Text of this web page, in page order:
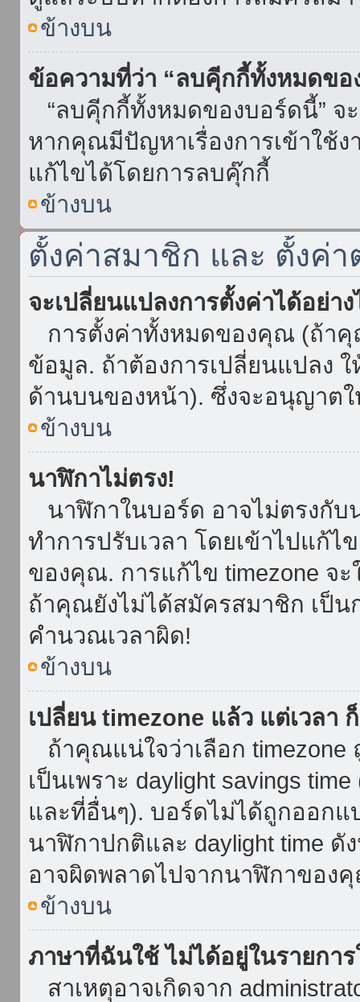
ข้างบน
ข้อความที่ว่า “ลบคุีกกี้ทั้งหมดขอ
“ลบคุีกกี้ทั้งหมดของบอร์ดนี้” จ
หากคุณมีปัญหาเรื่องการเข้าใช้
แก้ไขได้โดยการลบคุ๊กกี้
ข้างบน
ตั้งค่าสมาชิก และ ตั้งค่า
จะเปลี่ยนแปลงการตั้งค่าได้อย่าง
การตั้งค่าทั้งหมดของคุณ (ถ้าคุ
ข้อมูล. ถ้าต้องการเปลี่ยนแปลง
ด้านบนของหน้า). ซึ่งจะอนุญาต
ข้างบน
นาฬิกาไม่ตรง!
นาฬิกาในบอร์ด อาจไม่ตรงกั
ทำการปรับเวลา โดยเข้าไปแก้
ของคุณ. การแก้ไข timezone จ
ถ้าคุณยังไม่ได้สมัครสมาชิก เป็
คำนวณเวลาผิด!
ข้างบน
เปลี่ยน timezone แล้ว แต่เวลา
ถ้าคุณแน่ใจว่าเลือก timezone
เป็นเพราะ daylight savings
และที่อื่นๆ). บอร์ดไม่ได้ถูกออกแ
นาฬิกาปกติและ daylight time
อาจผิดพลาดไปจากนาฬิกาของ
ข้างบน
ภาษาที่ฉันใช้ ไม่ได้อยู่ในรายการ
สาเหตุอาจเกิดจาก